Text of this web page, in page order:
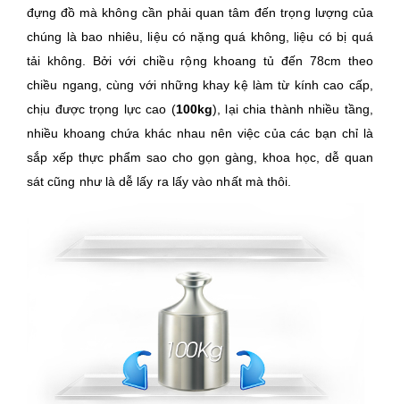
đựng đồ mà không cần phải quan tâm đến trọng lượng của
chúng là bao nhiêu, liệu có nặng quá không, liệu có bị quá
tải không. Bởi với chiều rộng khoang tủ đến 78cm theo
chiều ngang, cùng với những khay kệ làm từ kính cao cấp,
chịu được trọng lực cao (100kg), lại chia thành nhiều tầng,
nhiều khoang chứa khác nhau nên việc của các bạn chỉ là
sắp xếp thực phẩm sao cho gọn gàng, khoa học, dễ quan
sát cũng như là dễ lấy ra lấy vào nhất mà thôi.